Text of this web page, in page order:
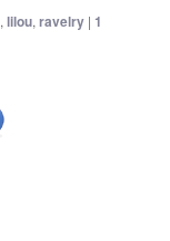
,lilou,ravelry | 1